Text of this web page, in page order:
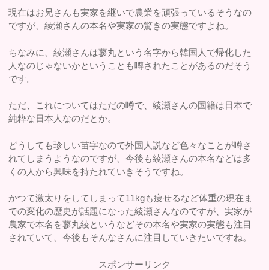
現在はお兄さんも実家を継いで農業を頑張っているそうなの
ですが、綾瀬さんの本名や実家の驚きの実態ですよね。
ちなみに、綾瀬さんは蓼丸という名字から韓国人で帰化した
人なのじゃないかということも噂されたことがあるのだそう
です。
ただ、これについてはただの噂で、綾瀬さんの国籍は日本で
純粋な日本人なのだとか。
どうしても珍しい苗字なので外国人説など色々なことが噂さ
れてしまうようなのですが、今後も綾瀬さんの本名などは多
くの人から興味を持たれていきそうですね。
かつて激太りをしてしまって11kgも痩せるなど体重の現在ま
での変化の歴史が話題になった綾瀬さんなのですが、実家が
農家で本名を蓼丸綾というなどその本名や実家の実態も注目
されていて、今後もそんなさんに注目していきたいですね。
スポンサーリンク